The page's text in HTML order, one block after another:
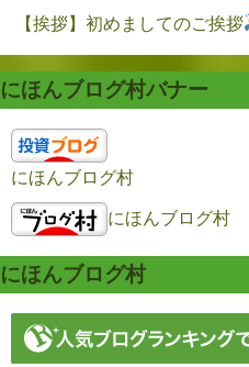
【挨拶】初めましてのご挨拶
にほんブログ村バナー
にほんブログ村
にほんブログ村
にほんブログ村